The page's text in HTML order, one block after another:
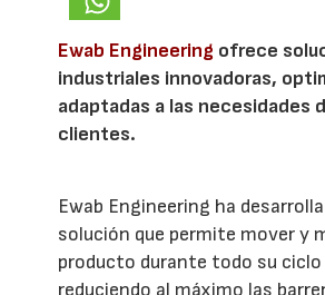
Ewab Engineering ofrece
industriales innovadoras,
adaptadas a las necesidades
clientes.
Ewab Engineering ha
solución que permite mover y
producto durante todo su